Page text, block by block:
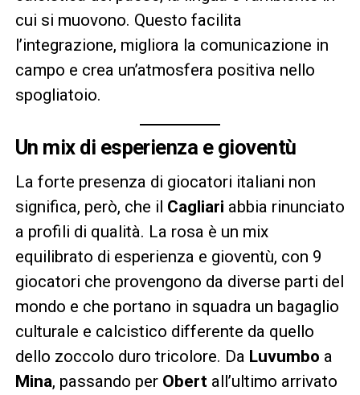
cui si muovono. Questo facilita
l’integrazione, migliora la comunicazione in
campo e crea un’atmosfera positiva nello
spogliatoio.
Un mix di esperienza e gioventù
La forte presenza di giocatori italiani non
significa, però, che il Cagliari abbia rinunciato
a profili di qualità. La rosa è un mix
equilibrato di esperienza e gioventù, con 9
giocatori che provengono da diverse parti del
mondo e che portano in squadra un bagaglio
culturale e calcistico differente da quello
dello zoccolo duro tricolore. Da Luvumbo a
Mina, passando per Obertall’ultimo arrivato